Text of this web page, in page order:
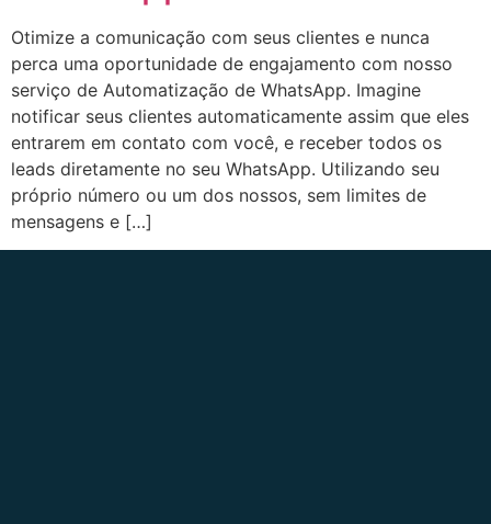
Otimize a comunicação com seus clientes e nunca
perca uma oportunidade de engajamento com nosso
serviço de Automatização de WhatsApp. Imagine
notificar seus clientes automaticamente assim que eles
entrarem em contato com você, e receber todos os
leads diretamente no seu WhatsApp. Utilizando seu
próprio número ou um dos nossos, sem limites de
mensagens e […]